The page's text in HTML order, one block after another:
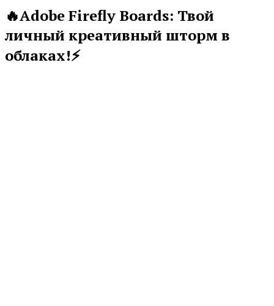
🔥Adobe Firefly Boards: Твой
личный креативный шторм в
облаках!⚡️